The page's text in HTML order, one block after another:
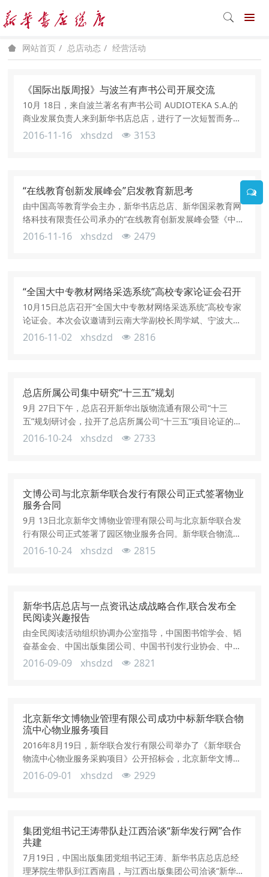
网站首页 总店动态 经营活动
《国际出版周报》与波兰有声书公司开展交流
10月 18日，来自波兰著名有声书公司 AUDIOTEKA S.A.的
商业发展负责人来到新华书店总店，进行了一次短暂而务实
的交流活动。新华书店总店副总经理、《国际出版周报》总
式，该项目将引入听书频道，对于有限书业务有很好的发展
空间。张雅山代表《
2016-11-16 xhsdzd 3153
“在线教育创新发展峰会”启发教育新思考
由中国高等教育学会主办，新华书店总店、新华国采教育网
络科技有限责任公司承办的“在线教育创新发展峰会暨《中国
高等教育教材信息化发展报告》发布会”于 2016年 10月 19
以“教育出版助力教育改革”为主题，围绕在线教育平台创新
发展、在线教
2016-11-16 xhsdzd 2479
“全国大中专教材网络采选系统”高校专家论证会召开
10月15日总店召开“全国大中专教材网络采选系统”高校专家
论证会。本次会议邀请到云南大学副校长周学斌、宁波大学
副校长严小军、云南农业大学党委副书记朱江、首都师范大
论证。新华书店总店总经理、新华国采公司董事长兼总经理
茅院生，新华书店总店党委副书
2016-11-02 xhsdzd 2816
总店所属公司集中研究“十三五”规划
9月 27日下午，总店召开新华出版物流通有限公司“十三
五”规划研讨会，拉开了总店所属公司“十三五”项目论证的序
幕。柏万良副书记、陈新副总经理出席并讲话，总店各部
但还需要将工作做得更细，并争取将运营项目纳入到总店的
重点工作计划中来。对于未来发展目
2016-10-24 xhsdzd 2733
文博公司与北京新华联合发行有限公司正式签署物业
服务合同
9月 13日北京新华文博物业管理有限公司与北京新华联合发
行有限公司正式签署了园区物业服务合同。新华联合物流中
心位于顺义区东小营镇西府村，建筑面积共 215890.59平方
次成功签约新项目，为文博公司实现集团物业管理资源整合
工作夯实了基础，为文博
2016-10-24 xhsdzd 2815
新华书店总店与一点资讯达成战略合作,联合发布全
民阅读兴趣报告
由全民阅读活动组织协调办公室指导，中国图书馆学会、韬
奋基金会、中国出版集团公司、中国书刊发行业协会、中国
新华书店协会主办，新华书店总店《图书馆》报等单位承办
会议期间，新华书店总店宣布与一点资讯正式达成战略合
作。在韬奋基金会理事长聂震宁
2016-09-09 xhsdzd 2821
北京新华文博物业管理有限公司成功中标新华联合物
流中心物业服务项目
2016年8月19日，新华联合发行有限公司举办了《新华联合
物流中心物业服务采购项目》公开招标会，北京新华文博物
业管理有限公司董事长兼总经理汪春荣同志带领公司成员参
运行维护、消防监控系统运行与维护、绿化保洁服务、安全
保卫服务等。针对该物业项
2016-09-01 xhsdzd 2929
集团党组书记王涛带队赴江西洽谈“新华发行网”合作
共建
7月19日，中国出版集团党组书记王涛、新华书店总店总经
理茅院生带队到江西南昌，与江西出版集团公司洽谈“新华发